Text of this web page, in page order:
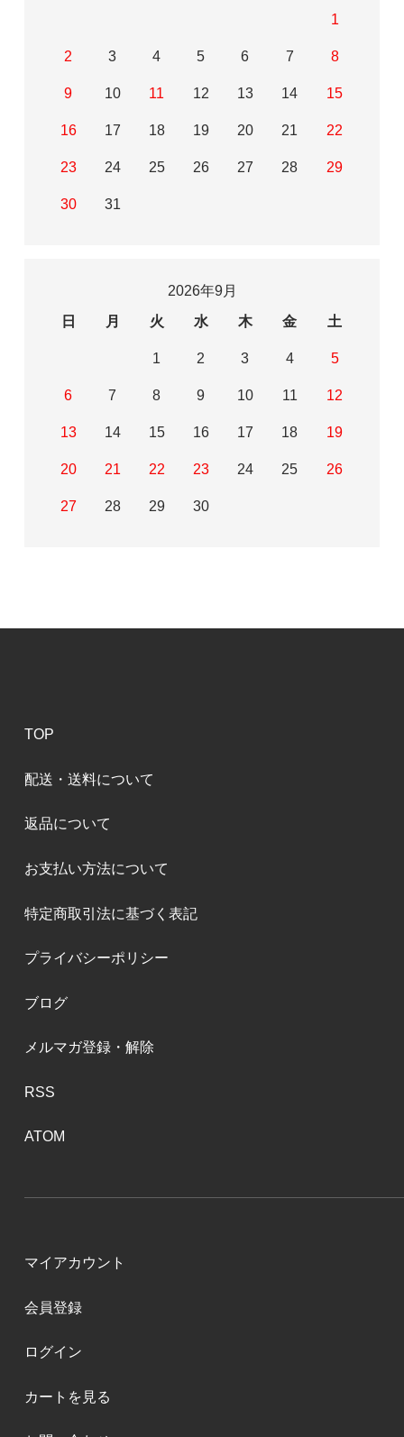
1
2 3 4 5 6 7 8
9 10 11 12 13 14 15
16 17 18 19 20 21 22
23 24 25 26 27 28 29
30 31
2026年9月
日
月 火 水 木 金 土
1 2 3 4 5
6 7 8 9 10 11 12
13 14 15 16 17 18 19
20 21 22 23 24 25 26
27 28 29 30
TOP
配送・送料について
返品について
お支払い方法について
特定商取引法に基づく表記
プライバシーポリシー
ブログ
メルマガ登録・解除
RSS
ATOM
マイアカウント
会員登録
ログイン
カートを見る